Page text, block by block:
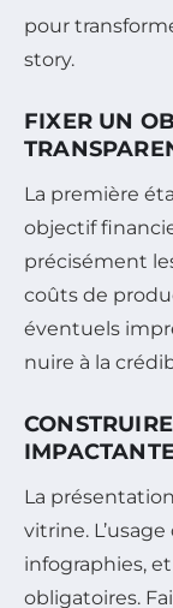
pour
story.
FIXER UN
La première
objectif
précisément
coûts de
éventuels
nuire à la
La
vitrine.
infographies,
obligatoires.